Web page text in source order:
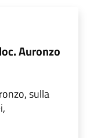
Auronzo
sulla